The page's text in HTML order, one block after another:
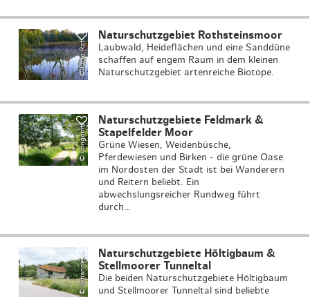
©
F
o
t
o
R
o
t
h
s
t
ei
n
s
m
o
o
r Naturschutzgebiet Rothsteinsmoor
Laubwald, Heideflächen und eine Sanddüne
schaffen auf engem Raum in dem kleinen
Naturschutzgebiet artenreiche Biotope.
©
v
o
n
g
o
m
t
h
e
n
e
n
Naturschutzgebiete Feldmark &
Stapelfelder Moor
Grüne Wiesen, Weidenbüsche,
Pferdewiesen und Birken - die grüne Oase
im Nordosten der Stadt ist bei Wanderern
und Reitern beliebt. Ein
abwechslungsreicher Rundweg führt
durch…
©
J
o
h
a
n
n
e
s
B
e
s
c
h
o
n
d
e
r
Naturschutzgebiete Höltigbaum &
Stellmoorer Tunneltal
Die beiden Naturschutzgebiete Höltigbaum
und Stellmoorer Tunneltal sind beliebte